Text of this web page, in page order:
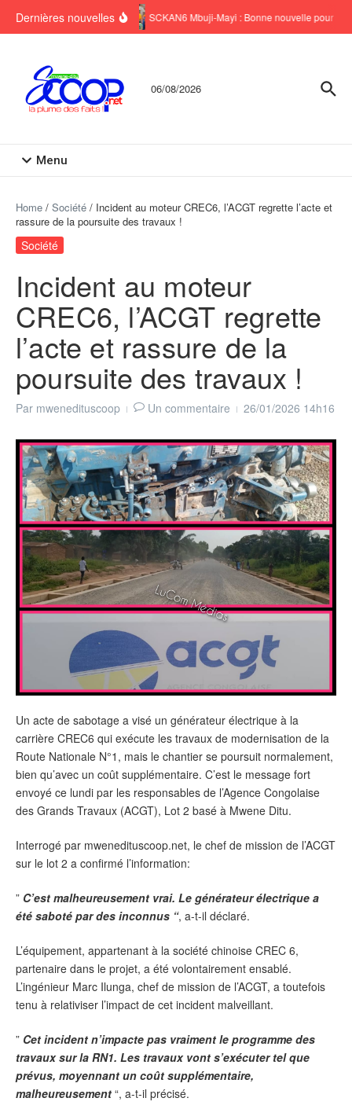
Dernières nouvelles SCKAN6 Mbuji-Mayi : Bonne nouvelle pour six
06/08/2026
Menu
Home / Société / Incident au moteur CREC6, l’ACGT regrette l’acte et
rassure de la poursuite des travaux !
Société
Incident au moteur
CREC6, l’ACGT regrette
l’acte et rassure de la
poursuite des travaux !
Par mwenedituscoop Un commentaire 26/01/2026 14h16
Un acte de sabotage a visé un générateur électrique à la
carrière CREC6 qui exécute les travaux de modernisation de la
Route Nationale N°1, mais le chantier se poursuit normalement,
bien qu’avec un coût supplémentaire. C’est le message fort
envoyé ce lundi par les responsables de l’Agence Congolaise
des Grands Travaux (ACGT), Lot 2 basé à Mwene Ditu.
Interrogé par mwenedituscoop.net, le chef de mission de l’ACGT
sur le lot 2 a confirmé l’information:
” C’est malheureusement vrai. Le générateur électrique a
été saboté par des inconnus “, a-t-il déclaré.
L’équipement, appartenant à la société chinoise CREC 6,
partenaire dans le projet, a été volontairement ensablé.
L’ingénieur Marc Ilunga, chef de mission de l’ACGT, a toutefois
tenu à relativiser l’impact de cet incident malveillant.
” Cet incident n’impacte pas vraiment le programme des
travaux sur la RN1. Les travaux vont s’exécuter tel que
prévus, moyennant un coût supplémentaire,
malheureusement “, a-t-il précisé.